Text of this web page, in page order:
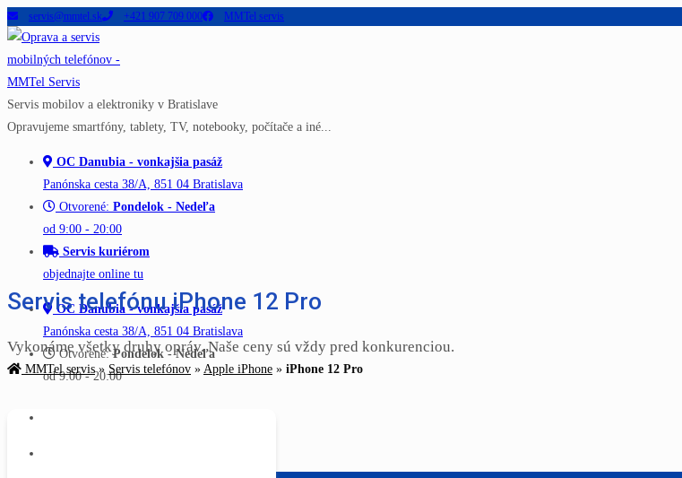
Skip
to
content
servis@mmtel.sk +421 907 709 000 MMTel servis
Servis mobilov a elektroniky v Bratislave
Opravujeme smartfóny, tablety, TV, notebooky, počítače a iné...
OC Danubia - vonkajšia pasáž
Panónska cesta 38/A, 851 04 Bratislava
Otvorené: Pondelok - Nedeľa
od 9:00 - 20:00
Servis kuriérom
objednajte online tu
OC Danubia - vonkajšia pasáž
Panónska cesta 38/A, 851 04 Bratislava
Otvorené:Pondelok - Nedeľa
od 9:00 - 20:00
Servis telefónu iPhone 12 Pro
Vykonáme všetky druhy opráv. Naše ceny sú vždy pred konkurenciou.
MMTel servis» Servis telefónov » Apple iPhone » iPhone 12 Pro